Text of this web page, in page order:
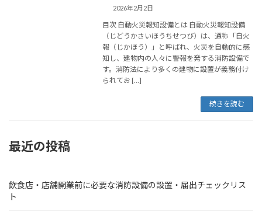
2026年2月2日
目次 自動火災報知設備とは 自動火災報知設備
（じどうかさいほうちせつび）は、通称「自火
報（じかほう）」と呼ばれ、火災を自動的に感
知し、建物内の人々に警報を発する消防設備で
す。消防法により多くの建物に設置が義務付け
られてお […]
続きを読む
最近の投稿
飲食店・店舗開業前に必要な消防設備の設置・届出チェックリス
ト